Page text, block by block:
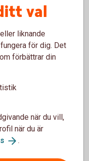
kan tas ut för
är
val
liknande
för dig. Det
förbättrar din
när du vill,
när du är
.